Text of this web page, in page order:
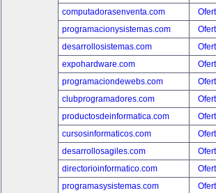
computadorasenventa.com
programacionysistemas.com
desarrollosistemas.com
expohardware.com
programaciondewebs.com
clubprogramadores.com
productosdeinformatica.com
cursosinformaticos.com
desarrollosagiles.com
directorioinformatico.com
programasysistemas.com